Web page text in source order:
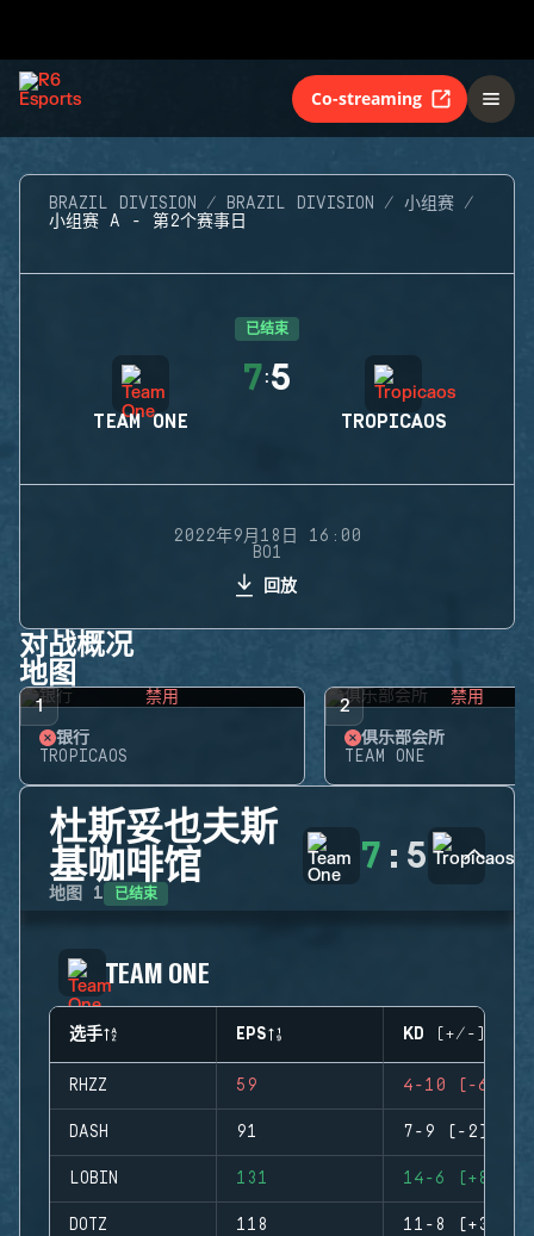
Co-streaming
BRAZIL DIVISION BRAZIL DIVISION
小组赛
小组赛 A - 第2个赛事日
已结束
TEAM ONE
7:5
TROPICAOS
2022年9月18日 16:00
BO1
回放
对战概况
地图
1 禁用
银行
TROPICAOS
2 禁用
俱乐部会所
TEAM ONE
杜斯妥也夫斯
基咖啡馆
地图 1 已结束
7 : 5
TEAM ONE
选手 EPS KD (+/-)
RHZZ 59 4-10 (-6)
DASH 91 7-9 (-2)
LOBIN 131 14-6 (+8)
DOTZ 118 11-8 (+3)